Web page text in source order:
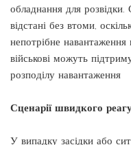
обладнання для
відстані без втоми,
непотрібне
військові можуть
розподілу навантаження
Сценарії швидкого
У випадку засідки або